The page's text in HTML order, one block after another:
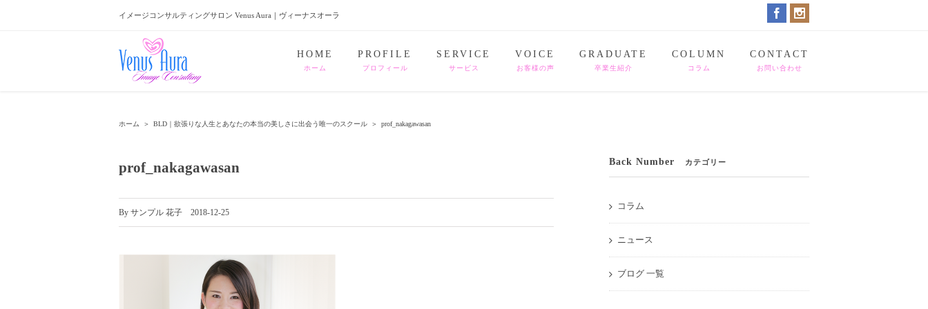
イメージコンサルティングサロン Venus Aura｜ヴィーナスオーラ
HOME
ホーム
PROFILE
プロフィール
SERVICE
サービス
VOICE
お客様の声
GRADUATE
卒業生紹介
COLUMN
コラム
CONTACT
お問い合わせ
ホーム ＞ BLD｜欲張りな人生とあなたの本当の美しさに出会う唯一のスクール ＞ prof_nakagawasan
prof_nakagawasan
By サンプル 花子 2018-12-25
Back Number カテゴリー
コラム
ニュース
ブログ 一覧